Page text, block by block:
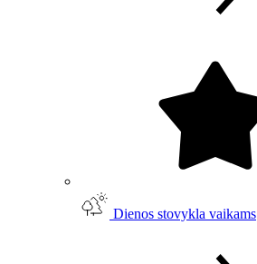
Dienos stovykla vaikams